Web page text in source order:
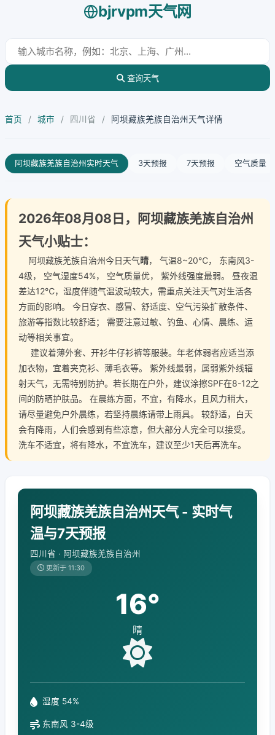
bjrvpm天气网
查询天气
首页 / 城市 / 四川省 / 阿坝藏族羌族自治州天气详情
阿坝藏族羌族自治州实时天气 3天预报 7天预报 空气质量
2026年08月08日，阿坝藏族羌族自治州
天气小贴士：
阿坝藏族羌族自治州今日天气晴， 气温8~20℃， 东南风3-
4级， 空气湿度54%， 空气质量优， 紫外线强度最弱。 昼夜温
差达12℃，湿度伴随气温波动较大，需重点关注天气对生活各
方面的影响。 今日穿衣、感冒、舒适度、空气污染扩散条件、
旅游等指数比较舒适； 需要注意过敏、钓鱼、心情、晨练、运
动等相关事宜。
建议着薄外套、开衫牛仔衫裤等服装。年老体弱者应适当添
加衣物，宜着夹克衫、薄毛衣等。 紫外线最弱，属弱紫外线辐
射天气，无需特别防护。若长期在户外，建议涂擦SPF在8-12之
间的防晒护肤品。 在晨练方面，不宜，有降水，且风力稍大，
请尽量避免户外晨练，若坚持晨练请带上雨具。 较舒适，白天
会有降雨，人们会感到有些凉意，但大部分人完全可以接受。
洗车不适宜，将有降水，不宜洗车，建议至少1天后再洗车。
阿坝藏族羌族自治州天气 - 实时气
温与7天预报
四川省 · 阿坝藏族羌族自治州
更新于 11:30
16°
晴
湿度 54%
东南风 3-4级